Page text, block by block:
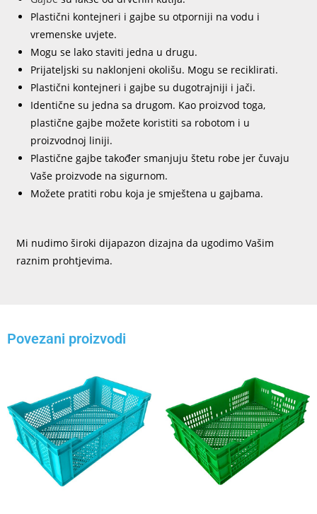
Plastični kontejneri i gajbe su otporniji na vodu i
vremenske uvjete.
Mogu se lako staviti jedna u drugu.
Prijateljski su naklonjeni okolišu. Mogu se reciklirati.
Plastični kontejneri i gajbe su dugotrajniji i jači.
Identične su jedna sa drugom. Kao proizvod toga,
plastične gajbe možete koristiti sa robotom i u
proizvodnoj liniji.
Plastične gajbe također smanjuju štetu robe jer čuvaju
Vaše proizvode na sigurnom.
Možete pratiti robu koja je smještena u gajbama.
Mi nudimo široki dijapazon dizajna da ugodimo Vašim
raznim prohtjevima.
Povezani proizvodi